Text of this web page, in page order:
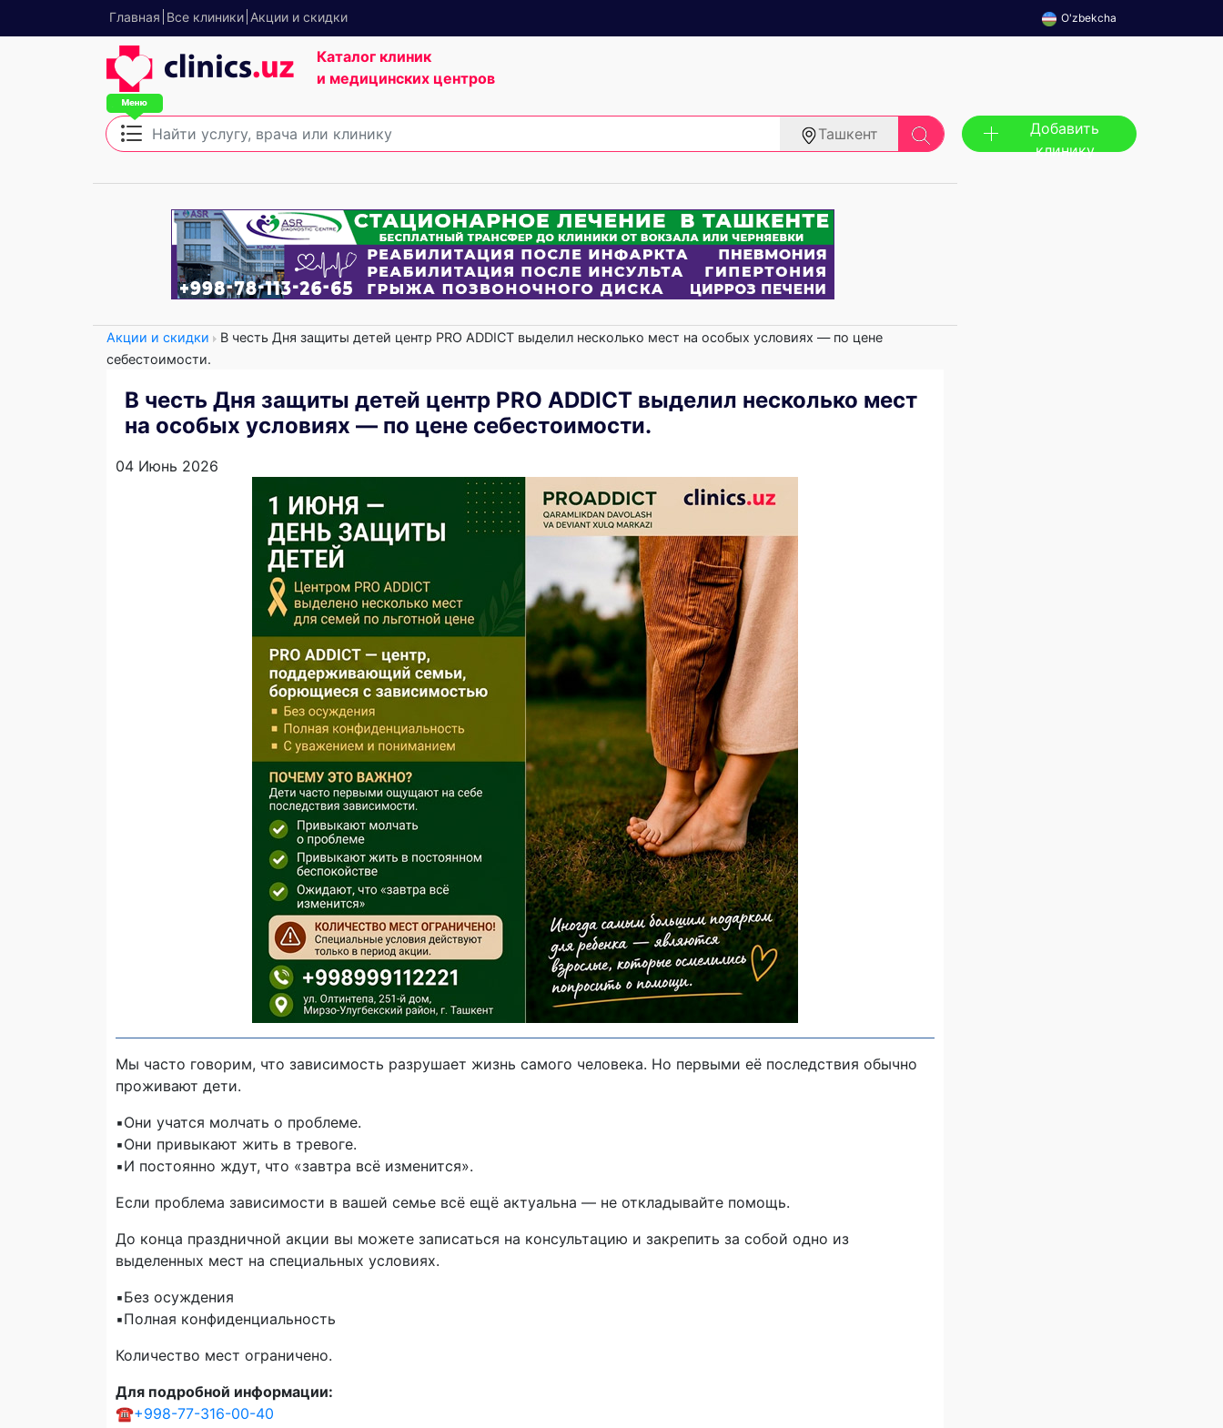
Главная Все клиники Акции и скидки O'zbekcha
Каталог клиник
и медицинских центров
Ташкент
Добавить
клинику
Акции и скидки
В честь Дня защиты детей центр PRO ADDICT выделил несколько мест на особых условиях — по цене
себестоимости.
В честь Дня защиты детей центр PRO ADDICT выделил несколько мест
на особых условиях — по цене себестоимости.
04 Июнь 2026
Мы часто говорим, что зависимость разрушает жизнь самого человека. Но первыми её последствия обычно
проживают дети.
▪️Они учатся молчать о проблеме.
▪️Они привыкают жить в тревоге.
▪️И постоянно ждут, что «завтра всё изменится».
Если проблема зависимости в вашей семье всё ещё актуальна — не откладывайте помощь.
До конца праздничной акции вы можете записаться на консультацию и закрепить за собой одно из
выделенных мест на специальных условиях.
▪️Без осуждения
▪️Полная конфиденциальность
Количество мест ограничено.
Для подробной информации:
☎️+998-77-316-00-40